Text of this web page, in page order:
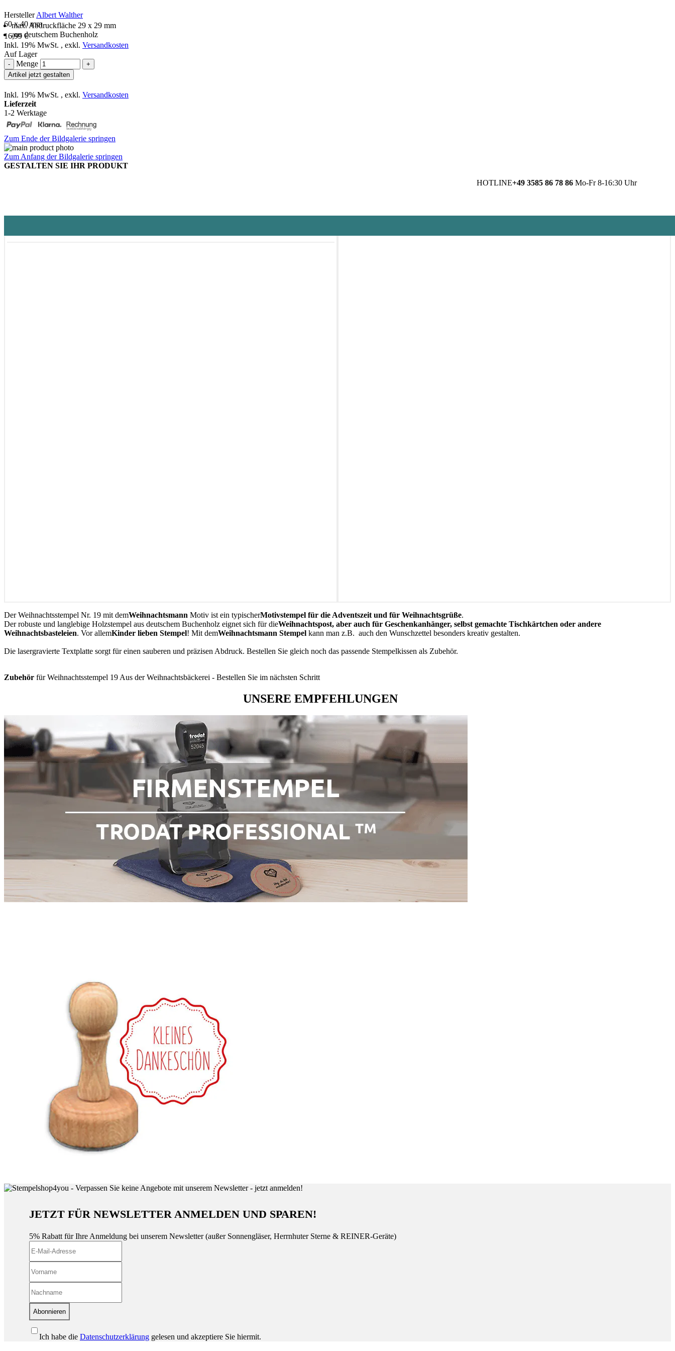
HerstellerAlbert Walther
60 x 40 mm
max. Abdruckfläche 29 x 29 mm
aus deutschem Buchenholz
16,99 €
Inkl. 19% MwSt. , exkl. Versandkosten
Auf Lager
- Menge
+
Artikel jetzt gestalten
Inkl. 19% MwSt. , exkl. Versandkosten
Lieferzeit
1-2 Werktage
Zum Ende der Bildgalerie springen
Zum Anfang der Bildgalerie springen
GESTALTEN SIE IHR PRODUKT
HOTLINE+49 3585 86 78 86 Mo-Fr 8-16:30 Uhr
Der Weihnachtsstempel Nr. 19 mit demWeihnachtsmann Motiv ist ein typischerMotivstempel für die Adventszeit und für Weihnachtsgrüße.
Der robuste und langlebige Holzstempel aus deutschem Buchenholz eignet sich für dieWeihnachtspost, aber auch für Geschenkanhänger, selbst gemachte Tischkärtchen oder andere
Weihnachtsbasteleien. Vor allemKinder lieben Stempel! Mit demWeihnachtsmann Stempel kann man z.B. auch den Wunschzettel besonders kreativ gestalten.
Die lasergravierte Textplatte sorgt für einen sauberen und präzisen Abdruck. Bestellen Sie gleich noch das passende Stempelkissen als Zubehör.
Zubehör für Weihnachtsstempel 19 Aus der Weihnachtsbäckerei - Bestellen Sie im nächsten Schritt
UNSERE EMPFEHLUNGEN
JETZT FÜR NEWSLETTER ANMELDEN UND SPAREN!
5% Rabatt für Ihre Anmeldung bei unserem Newsletter (außer Sonnengläser, Herrnhuter Sterne & REINER-Geräte)
Abonnieren
Ich habe die Datenschutzerklärung gelesen und akzeptiere Sie hiermit.